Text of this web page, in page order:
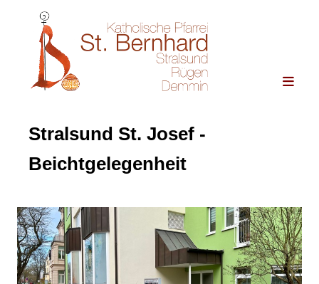
Stralsund St. Josef -
Beichtgelegenheit